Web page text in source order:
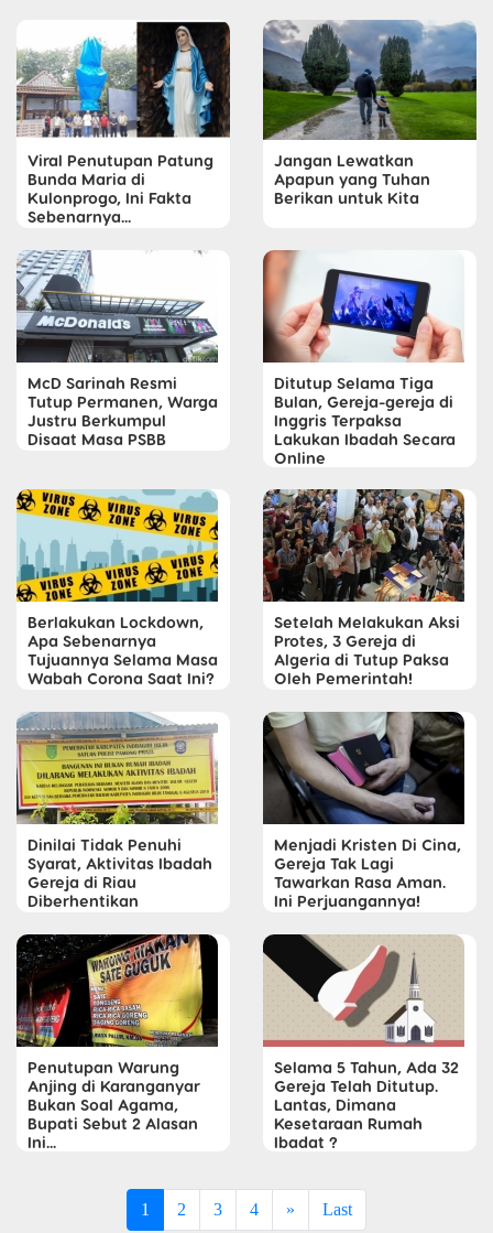
Viral Penutupan Patung
Bunda Maria di
Kulonprogo, Ini Fakta
Sebenarnya...
Jangan Lewatkan
Apapun yang Tuhan
Berikan untuk Kita
McD Sarinah Resmi
Tutup Permanen, Warga
Justru Berkumpul
Disaat Masa PSBB
Ditutup Selama Tiga
Bulan, Gereja-gereja di
Inggris Terpaksa
Lakukan Ibadah Secara
Online
Berlakukan Lockdown,
Apa Sebenarnya
Tujuannya Selama Masa
Wabah Corona Saat Ini?
Setelah Melakukan Aksi
Protes, 3 Gereja di
Algeria di Tutup Paksa
Oleh Pemerintah!
Dinilai Tidak Penuhi
Syarat, Aktivitas Ibadah
Gereja di Riau
Diberhentikan
Menjadi Kristen Di Cina,
Gereja Tak Lagi
Tawarkan Rasa Aman.
Ini Perjuangannya!
Penutupan Warung
Anjing di Karanganyar
Bukan Soal Agama,
Bupati Sebut 2 Alasan
Ini...
Selama 5 Tahun, Ada 32
Gereja Telah Ditutup.
Lantas, Dimana
Kesetaraan Rumah
Ibadat ?
1 2 3 4 » Last